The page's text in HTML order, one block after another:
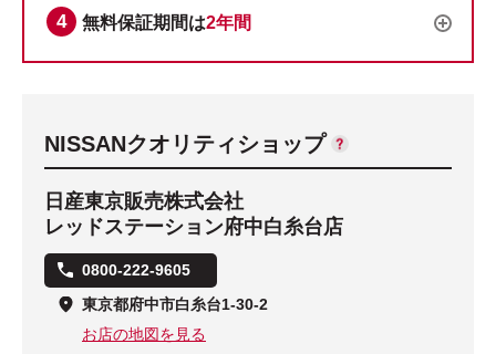
無料保証期間は2年間
NISSANクオリティショップ
日産東京販売株式会社
レッドステーション府中白糸台店
0800-222-9605
東京都府中市白糸台1-30-2
お店の地図を見る